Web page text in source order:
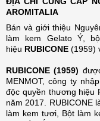
AROMITALIA
Bán và giới thiệu
làm kem Gelato Ý,
hiệu RUBICONE (1959)
RUBICONE (1959)
MENMOT, công ty
độc quyền thương hiệu
năm 2017. RUBICONE
làm kem tươi, Bột làm